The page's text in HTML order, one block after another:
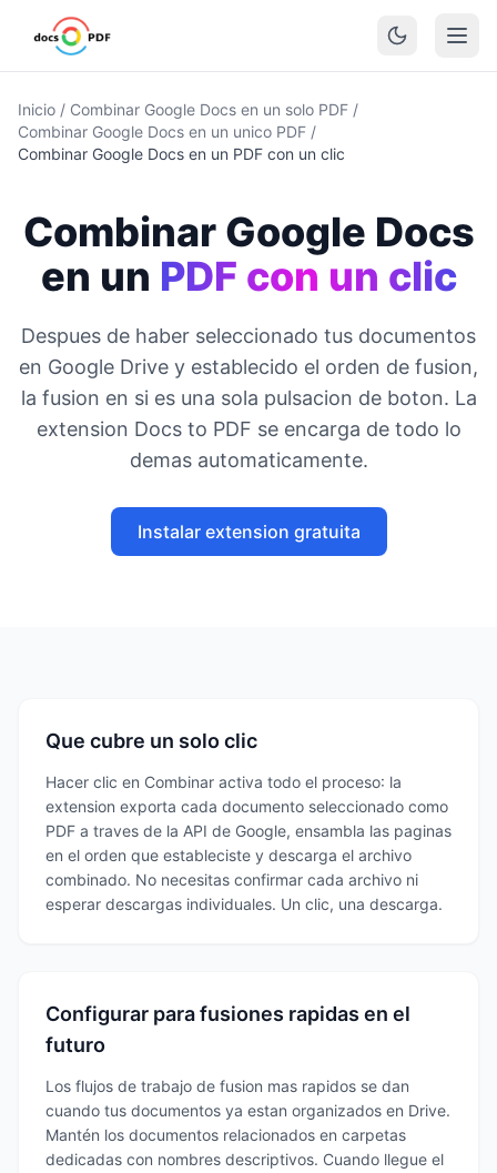
Inicio / Combinar Google Docs en un solo PDF /
Combinar Google Docs en un unico PDF /
Combinar Google Docs en un PDF con un clic
Combinar Google Docs
en un PDF con un clic
Despues de haber seleccionado tus documentos
en Google Drive y establecido el orden de fusion,
la fusion en si es una sola pulsacion de boton. La
extension Docs to PDF se encarga de todo lo
demas automaticamente.
Instalar extension gratuita
Que cubre un solo clic
Hacer clic en Combinar activa todo el proceso: la
extension exporta cada documento seleccionado como
PDF a traves de la API de Google, ensambla las paginas
en el orden que estableciste y descarga el archivo
combinado. No necesitas confirmar cada archivo ni
esperar descargas individuales. Un clic, una descarga.
Configurar para fusiones rapidas en el
futuro
Los flujos de trabajo de fusion mas rapidos se dan
cuando tus documentos ya estan organizados en Drive.
Mantén los documentos relacionados en carpetas
dedicadas con nombres descriptivos. Cuando llegue el